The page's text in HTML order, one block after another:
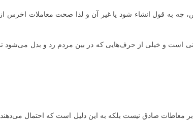
چه به قول انشاء شود یا غیر آن و لذا صحت معاملات اخرس
است و خیلی از حرف‌هایی که در بین مردم رد و بدل می‌شود
بر معاطات صادق نیست بلکه به این دلیل است که احتمال